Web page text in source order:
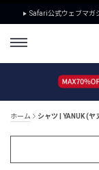
Safari公式ウェブマガ
ホーム シャツ | YANUK (ヤ